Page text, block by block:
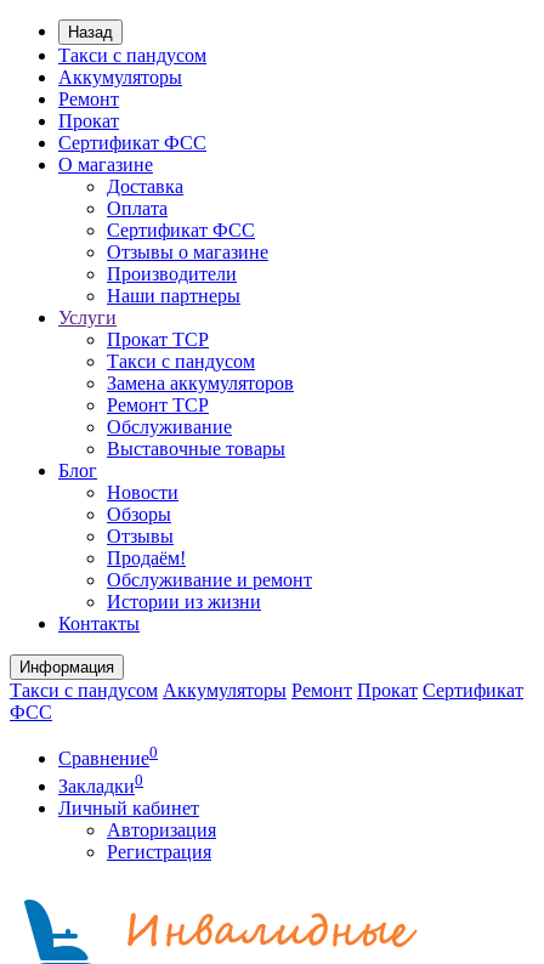
Назад
Такси с пандусом
Аккумуляторы
Ремонт
Прокат
Сертификат ФСС
О магазине
Доставка
Оплата
Сертификат ФСС
Отзывы о магазине
Производители
Наши партнеры
Услуги
Прокат ТСР
Такси с пандусом
Замена аккумуляторов
Ремонт ТСР
Обслуживание
Выставочные товары
Блог
Новости
Обзоры
Отзывы
Продаём!
Обслуживание и ремонт
Истории из жизни
Контакты
Информация
Такси с пандусом Аккумуляторы Ремонт Прокат Сертификат
ФСС
Сравнение0
Закладки0
Личный кабинет
Авторизация
Регистрация